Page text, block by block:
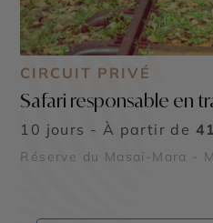
CIRCUIT PRIVÉ
Safari responsable en
10 jours - À partir de
Réserve du Masai-Mara -